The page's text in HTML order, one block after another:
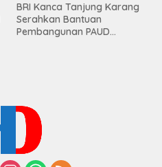
BRI Kanca Tanjung Karang
Serahkan Bantuan
Pembangunan PAUD